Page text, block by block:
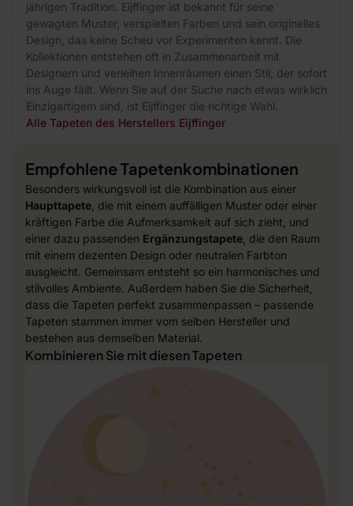
jährigen Tradition. Eijffinger ist bekannt für seine
gewagten Muster, verspielten Farben und sein originelles
Design, das keine Scheu vor Experimenten kennt. Die
Kollektionen entstehen oft in Zusammenarbeit mit
Designern und verleihen Innenräumen einen Stil, der sofort
ins Auge fällt. Wenn Sie auf der Suche nach etwas wirklich
Einzigartigem sind, ist Eijffinger die richtige Wahl.
Alle Tapeten des Herstellers Eijffinger
Empfohlene Tapetenkombinationen
Besonders wirkungsvoll ist die Kombination aus einer
Haupttapete , die mit einem auffälligen Muster oder einer
kräftigen Farbe die Aufmerksamkeit auf sich zieht, und
einer dazu passenden Ergänzungstapete , die den Raum
mit einem dezenten Design oder neutralen Farbton
ausgleicht. Gemeinsam entsteht so ein harmonisches und
stilvolles Ambiente. Außerdem haben Sie die Sicherheit,
dass die Tapeten perfekt zusammenpassen – passende
Tapeten stammen immer vom selben Hersteller und
bestehen aus demselben Material.
Kombinieren Sie mit diesen Tapeten